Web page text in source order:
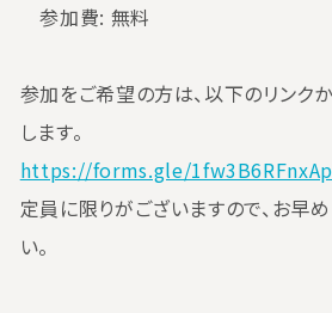
参加費: 無料
参加をご希望の方は、以下のリンク
します。
https://forms.gle/
定員に限りがございますので、お早
い。